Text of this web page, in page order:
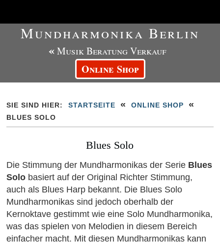
Mundharmonika Berlin
«Musik Beratung Verkauf
Online Shop
SIE SIND HIER: STARTSEITE « ONLINE SHOP «
BLUES SOLO
Blues Solo
Die Stimmung der Mundharmonikas der Serie Blues
Solo basiert auf der Original Richter Stimmung,
auch als Blues Harp bekannt. Die Blues Solo
Mundharmonikas sind jedoch oberhalb der
Kernoktave gestimmt wie eine Solo Mundharmonika,
was das spielen von Melodien in diesem Bereich
einfacher macht. Mit diesen Mundharmonikas kann